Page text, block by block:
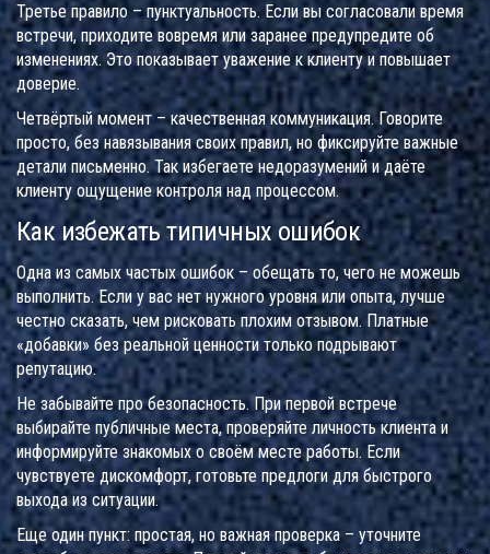
Третье правило – пунктуальность. Если вы согласовали время
встречи, приходите вовремя или заранее предупредите об
изменениях. Это показывает уважение к клиенту и повышает
доверие.
Четвёртый момент – качественная коммуникация. Говорите
просто, без навязывания своих правил, но фиксируйте важные
детали письменно. Так избегаете недоразумений и даёте
клиенту ощущение контроля над процессом.
Как избежать типичных ошибок
Одна из самых частых ошибок – обещать то, чего не можешь
выполнить. Если у вас нет нужного уровня или опыта, лучше
честно сказать, чем рисковать плохим отзывом. Платные
«добавки» без реальной ценности только подрывают
репутацию.
Не забывайте про безопасность. При первой встрече
выбирайте публичные места, проверяйте личность клиента и
информируйте знакомых о своём месте работы. Если
чувствуете дискомфорт, готовьте предлоги для быстрого
выхода из ситуации.
Еще один пункт: простая, но важная проверка – уточните